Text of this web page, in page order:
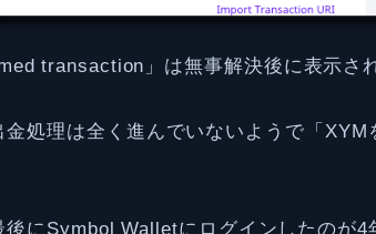
transaction」は無事解決後に表示さ
金処理は全く進んでいないようで「
後にSymbol Walletにログインしたのが4